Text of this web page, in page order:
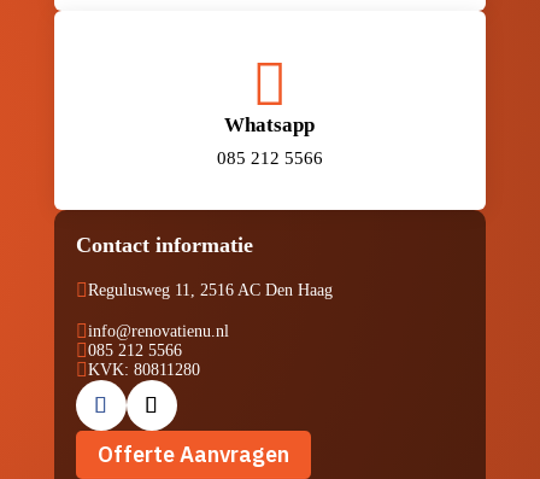

Whatsapp
085 212 5566
Contact informatie
Regulusweg 11, 2516 AC Den Haag
info@renovatienu.nl
085 212 5566
 KVK: 80811280
Offerte Aanvragen